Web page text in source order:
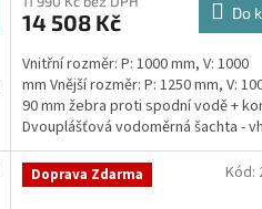
14 508 Kč Do
Vnitřní rozměr: P: 1000 mm, V: 1000
mm Vnější rozměr: P: 1250 mm, V:
90 mm žebra proti spodní vodě +
Dvouplášťová vodoměrná šachta -
do míst...
Doprava Zdarma Kód: